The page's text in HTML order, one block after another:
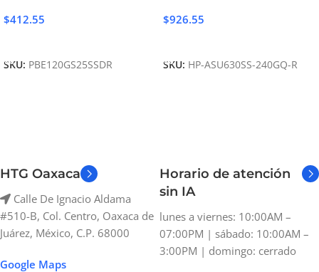
$412.55
SKU: PBE120GS25SSDR
$926.55
SKU: HP-ASU630SS-240GQ-R
HTG Oaxaca
Calle De Ignacio Aldama
#510-B, Col. Centro, Oaxaca de
Juárez, México, C.P. 68000
Google Maps
Horario de atención
sin IA
lunes a viernes: 10:00AM –
07:00PM | sábado: 10:00AM –
3:00PM | domingo: cerrado